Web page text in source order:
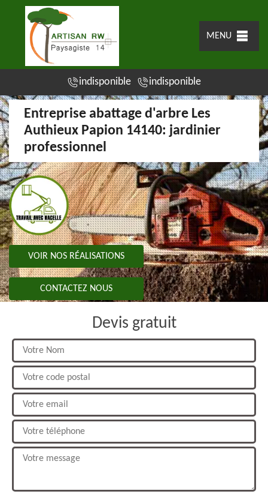
MENU
indisponible indisponible
Entreprise abattage d'arbre Les
Authieux Papion 14140: jardinier
professionnel
VOIR NOS RÉALISATIONS
CONTACTEZ NOUS
Devis gratuit